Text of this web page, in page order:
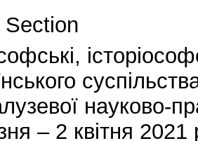
Section
науково-
– 2 квітня 2021